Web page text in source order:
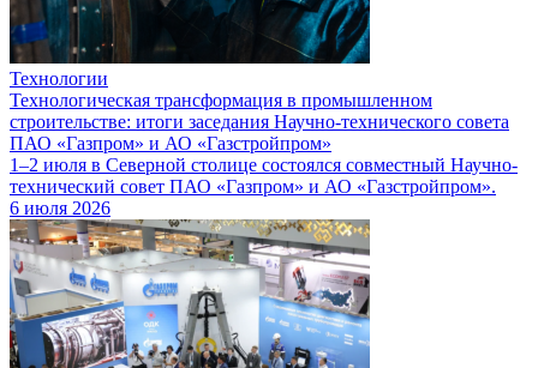
Технологии
Технологическая трансформация в промышленном
строительстве: итоги заседания Научно-технического совета
ПАО «Газпром» и АО «Газстройпром»
1–2 июля в Северной столице состоялся совместный Научно-
технический совет ПАО «Газпром» и АО «Газстройпром».
6 июля 2026